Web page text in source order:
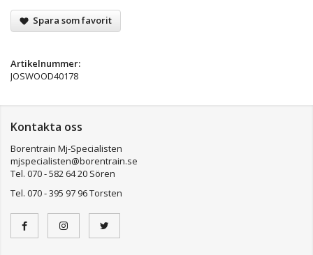
Spara som favorit
Artikelnummer:
JOSWOOD40178
Kontakta oss
Borentrain Mj-Specialisten
mjspecialisten@borentrain.se
Tel. 070 - 582 64 20 Sören
Tel. 070 - 395 97 96 Torsten